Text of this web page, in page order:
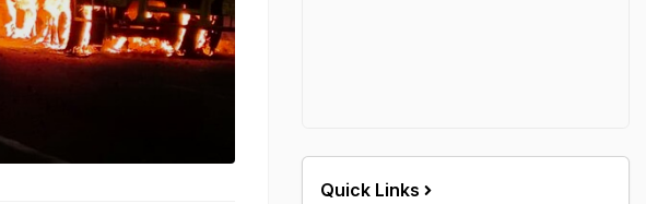
Quick Links